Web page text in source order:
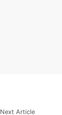
Next Article